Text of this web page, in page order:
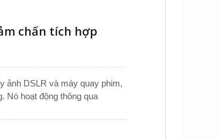
chấn tích hợp
ảnh DSLR và máy quay phim,
Nó hoạt động thông qua